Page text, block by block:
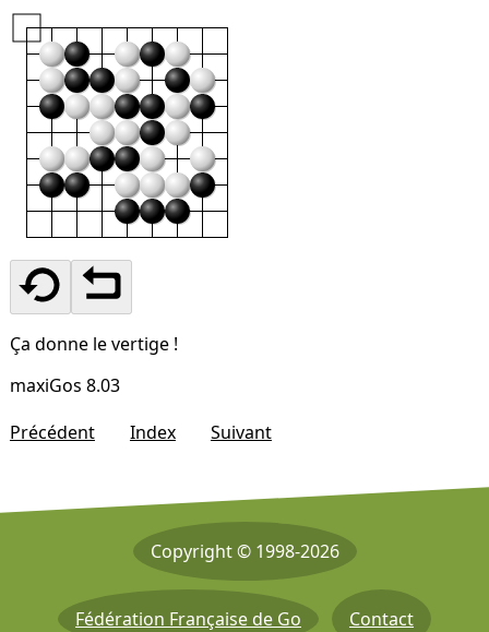
Ça donne le vertige !
maxiGos 8.03
Précédent
Index Suivant
Copyright © 1998-2026
Fédération Française de Go Contact